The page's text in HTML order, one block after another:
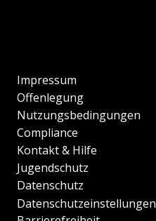
Impressum
Offenlegung
Nutzungsbedingungen
Compliance
Kontakt & Hilfe
Jugendschutz
Datenschutz
Datenschutzeinstellungen